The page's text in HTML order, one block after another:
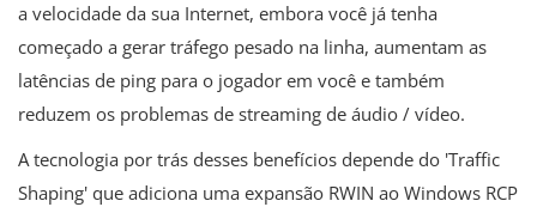
a velocidade da sua Internet, embora você já tenha
começado a gerar tráfego pesado na linha, aumentam as
latências de ping para o jogador em você e também
reduzem os problemas de streaming de áudio / vídeo.
A tecnologia por trás desses benefícios depende do 'Traffic
Shaping' que adiciona uma expansão RWIN ao Windows RCP